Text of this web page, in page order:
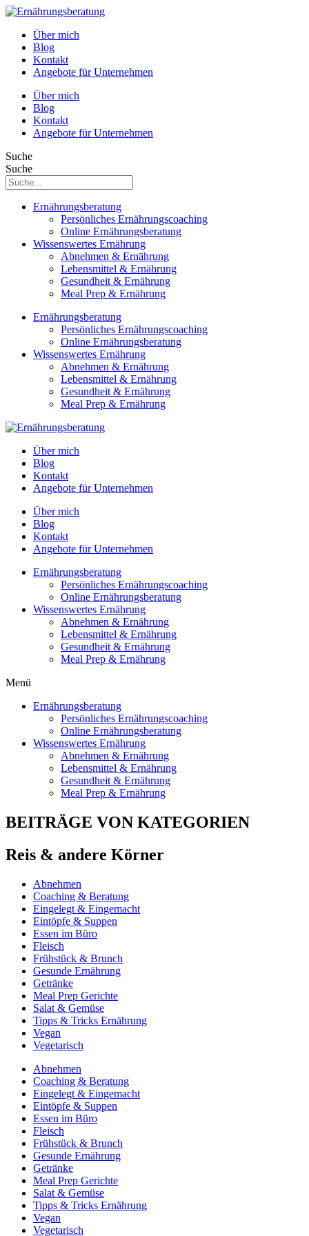
Über mich
Blog
Kontakt
Angebote für Unternehmen
Über mich
Blog
Kontakt
Angebote für Unternehmen
Suche
Suche
Ernährungsberatung
Persönliches Ernährungscoaching
Online Ernährungsberatung
Wissenswertes Ernährung
Abnehmen & Ernährung
Lebensmittel & Ernährung
Gesundheit & Ernährung
Meal Prep & Ernährung
Ernährungsberatung
Persönliches Ernährungscoaching
Online Ernährungsberatung
Wissenswertes Ernährung
Abnehmen & Ernährung
Lebensmittel & Ernährung
Gesundheit & Ernährung
Meal Prep & Ernährung
Über mich
Blog
Kontakt
Angebote für Unternehmen
Über mich
Blog
Kontakt
Angebote für Unternehmen
Ernährungsberatung
Persönliches Ernährungscoaching
Online Ernährungsberatung
Wissenswertes Ernährung
Abnehmen & Ernährung
Lebensmittel & Ernährung
Gesundheit & Ernährung
Meal Prep & Ernährung
Menü
Ernährungsberatung
Persönliches Ernährungscoaching
Online Ernährungsberatung
Wissenswertes Ernährung
Abnehmen & Ernährung
Lebensmittel & Ernährung
Gesundheit & Ernährung
Meal Prep & Ernährung
BEITRÄGE VON KATEGORIEN
Reis & andere Körner
Abnehmen
Coaching & Beratung
Eingelegt & Eingemacht
Eintöpfe & Suppen
Essen im Büro
Fleisch
Frühstück & Brunch
Gesunde Ernährung
Getränke
Meal Prep Gerichte
Salat & Gemüse
Tipps & Tricks Ernährung
Vegan
Vegetarisch
Abnehmen
Coaching & Beratung
Eingelegt & Eingemacht
Eintöpfe & Suppen
Essen im Büro
Fleisch
Frühstück & Brunch
Gesunde Ernährung
Getränke
Meal Prep Gerichte
Salat & Gemüse
Tipps & Tricks Ernährung
Vegan
Vegetarisch